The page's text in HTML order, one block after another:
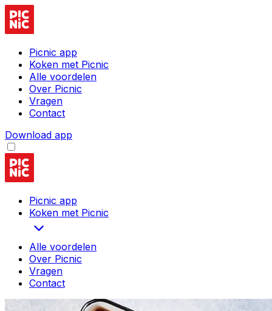
Picnic app
Koken met Picnic
Alle voordelen
Over Picnic
Vragen
Contact
Download app
Picnic app
Koken met Picnic
Alle voordelen
Over Picnic
Vragen
Contact